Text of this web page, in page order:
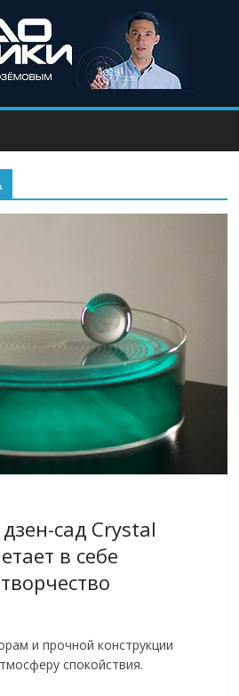
сад Crystal
в себе
и прочной конструкции
спокойствия.